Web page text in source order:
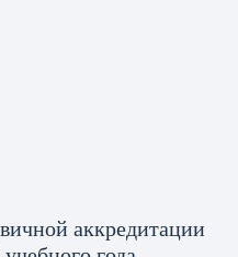
аккредитации